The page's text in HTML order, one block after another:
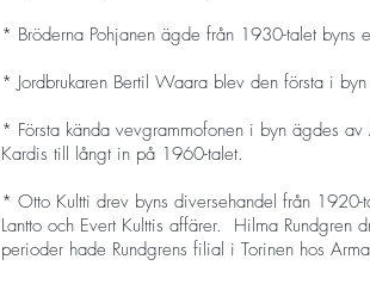
* Bröderna Pohjanen ägde från 1930-talet byns
* Jordbrukaren Bertil Waara blev den första i
* Första kända vevgrammofonen i byn ägdes
Kardis till långt in på 1960-talet.
* Otto Kultti drev byns diversehandel från 1920-
Lantto och Evert Kulttis affärer. Hilma
perioder hade Rundgrens filial i Torinen hos